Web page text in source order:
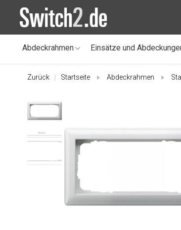
Abdeckrahmen Einsätze und
Zurück Startseite Abdeckrahmen